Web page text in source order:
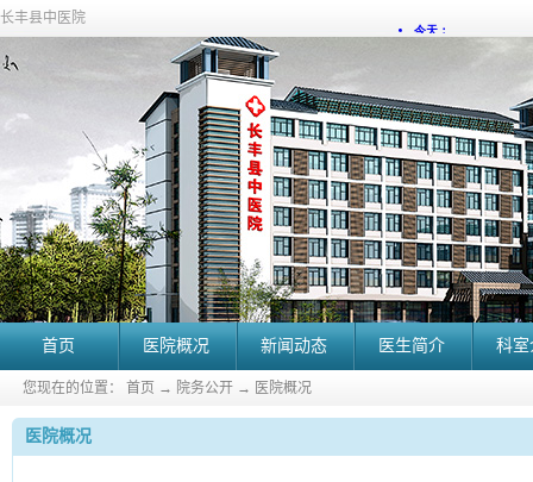
长丰县中医院
首页 医院概况 新闻动态 医生简介 科
您现在的位置： 首页 → 院务公开 → 医院概况
医院概况